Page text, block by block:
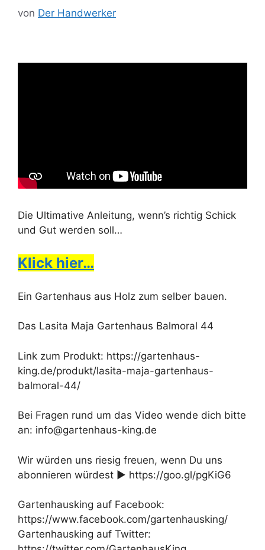
von Der Handwerker
Die Ultimative Anleitung, wenn’s richtig Schick
und Gut werden soll…
Klick hier…
Ein Gartenhaus aus Holz zum selber bauen.
Das Lasita Maja Gartenhaus Balmoral 44
Link zum Produkt: https://gartenhaus-
king.de/produkt/lasita-maja-gartenhaus-
balmoral-44/
Bei Fragen rund um das Video wende dich bitte
an: info@gartenhaus-king.de
Wir würden uns riesig freuen, wenn Du uns
abonnieren würdest ► https://goo.gl/pgKiG6
Gartenhausking auf Facebook:
https://www.facebook.com/gartenhausking/
Gartenhausking auf Twitter: